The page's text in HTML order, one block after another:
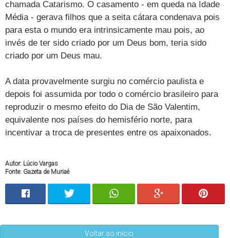
chamada Catarismo. O casamento - em queda na Idade
Média - gerava filhos que a seita cátara condenava pois
para esta o mundo era intrinsicamente mau pois, ao
invés de ter sido criado por um Deus bom, teria sido
criado por um Deus mau.
A data provavelmente surgiu no comércio paulista e
depois foi assumida por todo o comércio brasileiro para
reproduzir o mesmo efeito do Dia de São Valentim,
equivalente nos países do hemisfério norte, para
incentivar a troca de presentes entre os apaixonados.
Autor: Lúcio Vargas
Fonte: Gazeta de Muriaé
Voltar ao início